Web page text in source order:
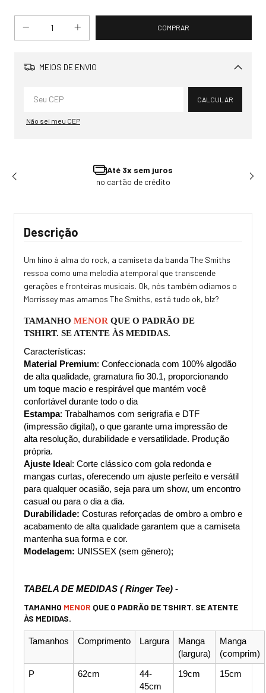
MEIOS DE ENVIO
Alterar CEP
CALCULAR
Não sei meu CEP
Descrição
Um hino à alma do rock, a camiseta da banda The Smiths
ressoa como uma melodia atemporal que transcende
gerações e fronteiras musicais. Ok, nós também odiamos o
Morrissey mas amamos The Smiths, está tudo ok, blz?
TAMANHO MENOR QUE O PADRÃO DE
TSHIRT. SE ATENTE ÀS MEDIDAS.
Características:
Material Premium: Confeccionada com 100% algodão
de alta qualidade, gramatura fio 30.1, proporcionando
um toque macio e respirável que mantém você
confortável durante todo o dia
Estampa: Trabalhamos com serigrafia e DTF
(impressão digital), o que garante uma impressão de
alta resolução, durabilidade e versatilidade. Produção
própria.
Ajuste Ideal: Corte clássico com gola redonda e
mangas curtas, oferecendo um ajuste perfeito e versátil
para qualquer ocasião, seja para um show, um encontro
casual ou para o dia a dia.
Durabilidade: Costuras reforçadas de ombro a ombro e
acabamento de alta qualidade garantem que a camiseta
mantenha sua forma e cor.
Modelagem: UNISSEX (sem gênero);
TABELA DE MEDIDAS ( Ringer Tee) -
TAMANHO MENOR QUE O PADRÃO DE TSHIRT. SE ATENTE
ÀS MEDIDAS.
Tamanhos Comprimento Largura
Manga
(largura)
Manga
(comprim)
P
62cm
44-
45cm
19cm 15cm